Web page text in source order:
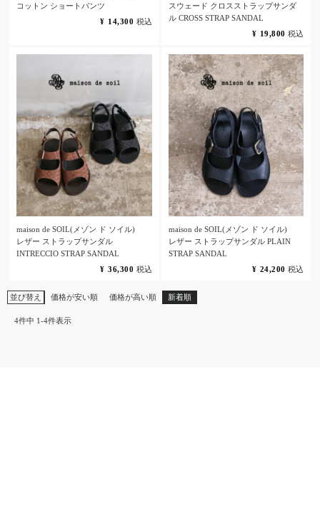
コットン ショートパンツ
¥ 14,300 税込
スウェード クロスストラップサンダ
ル CROSS STRAP SANDAL
¥ 19,800 税込
maison de SOIL(メゾン ド ソイル)
レザー ストラップサンダル
INTRECCIO STRAP SANDAL
¥ 36,300 税込
maison de SOIL(メゾン ド ソイル)
レザー ストラップサンダル PLAIN
STRAP SANDAL
¥ 24,200 税込
並び替え 価格が安い順 価格が高い順 新着順
4件中 1 -4件表示